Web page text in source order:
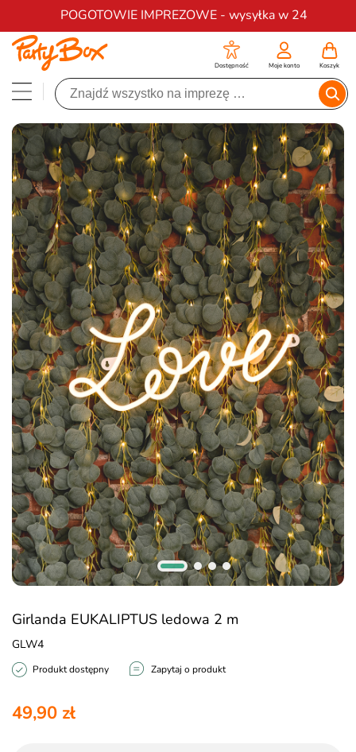
POGOTOWIE IMPREZOWE - wysyłka w 24
Darmowa dostawa na zamówienia od 200 zł
Dostępność Moje konto Koszyk
Girlanda EUKALIPTUS ledowa 2 m
GLW4
Produkt dostępny Zapytaj o produkt
49,90 zł